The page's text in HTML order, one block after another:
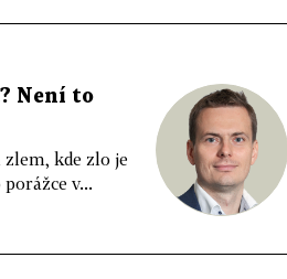
Není to
kde zlo je
v...